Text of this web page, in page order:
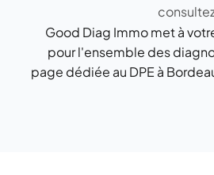
Good Diag Immo met à
pour l'ensemble des
page dédiée au DPE à